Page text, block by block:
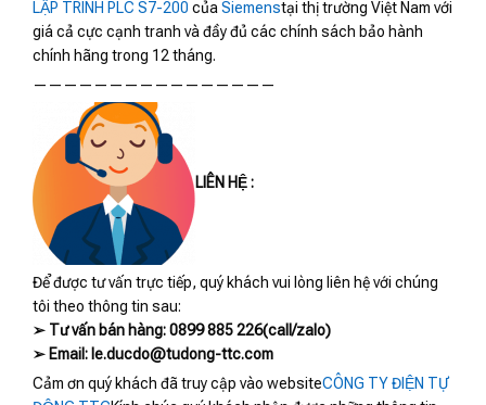
LẬP TRÌNH PLC S7-200 củaSiemenstại thị trường Việt Nam với
giá cả cực cạnh tranh và đầy đủ các chính sách bảo hành
chính hãng trong 12 tháng.
————————————————
LIÊN HỆ :
Để được tư vấn trực tiếp, quý khách vui lòng liên hệ với chúng
tôi theo thông tin sau:
➢ Tư vấn bán hàng: 0899 885 226(call/zalo)
➢ Email: le.ducdo@tudong-ttc.com
Cảm ơn quý khách đã truy cập vào websiteCÔNG TY ĐIỆN TỰ